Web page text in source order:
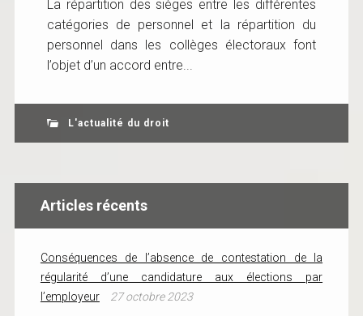
La répartition des sièges entre les différentes
catégories de personnel et la répartition du
personnel dans les collèges électoraux font
l’objet d’un accord entre...
L'actualité du droit
Articles récents
Conséquences de l’absence de contestation de la
régularité d’une candidature aux élections par
l’employeur
27 octobre 2023